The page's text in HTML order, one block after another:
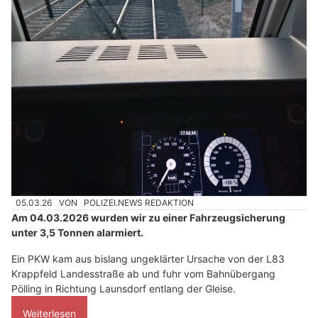
05.03.26 VON POLIZEI.NEWS REDAKTION
Am 04.03.2026 wurden wir zu einer Fahrzeugsicherung
unter 3,5 Tonnen alarmiert.
Ein PKW kam aus bislang ungeklärter Ursache von der L83
Krappfeld Landesstraße ab und fuhr vom Bahnübergang
Pölling in Richtung Launsdorf entlang der Gleise.
Weiterlesen